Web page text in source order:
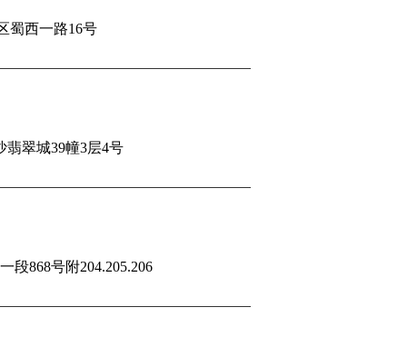
蜀西一路16号
翡翠城39幢3层4号
段868号附204.205.206